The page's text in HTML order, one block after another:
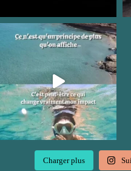
Charger plus